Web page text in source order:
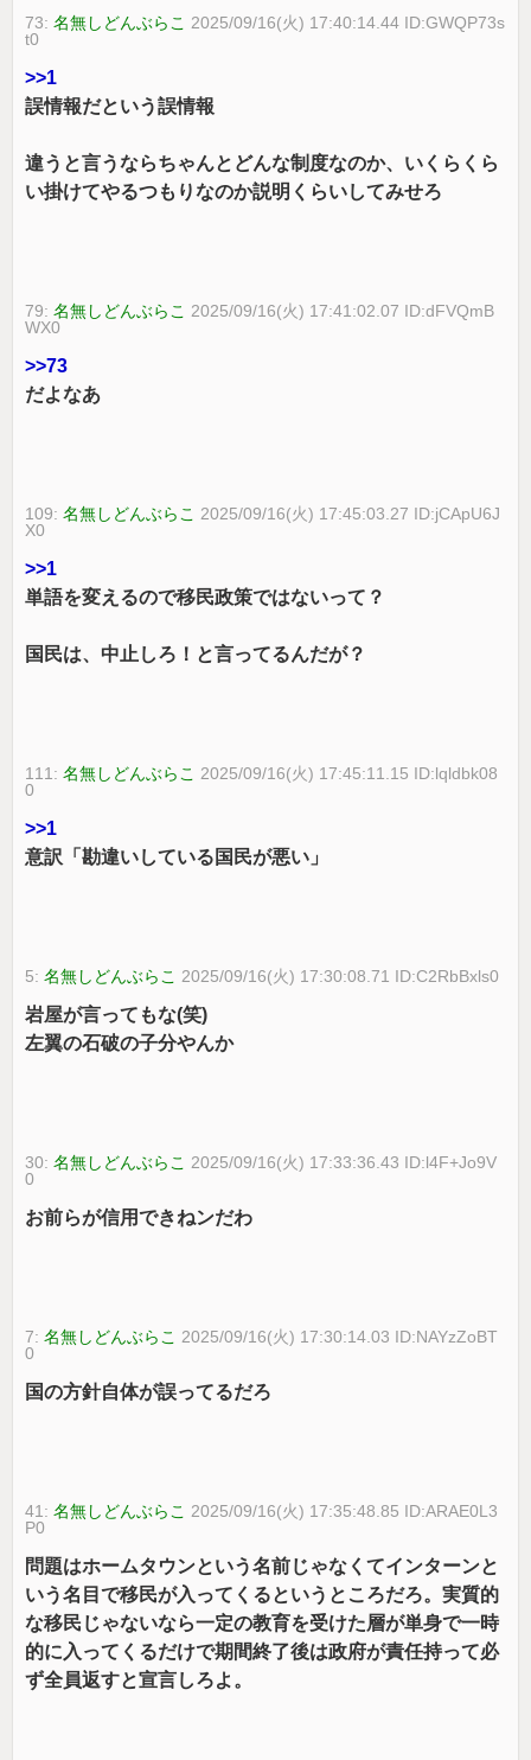
73:名無しどんぶらこ 2025/09/16(火) 17:40:14.44 ID:GWQP73s
t0
>>1
誤情報だという誤情報
違うと言うならちゃんとどんな制度なのか、いくらくら
い掛けてやるつもりなのか説明くらいしてみせろ
79:名無しどんぶらこ 2025/09/16(火) 17:41:02.07 ID:dFVQmB
WX0
>>73
だよなあ
109:名無しどんぶらこ 2025/09/16(火) 17:45:03.27 ID:jCApU6J
X0
>>1
単語を変えるので移民政策ではないって？
国民は、中止しろ！と言ってるんだが？
111:名無しどんぶらこ 2025/09/16(火) 17:45:11.15 ID:lqldbk08
0
>>1
意訳「勘違いしている国民が悪い」
5:名無しどんぶらこ 2025/09/16(火) 17:30:08.71 ID:C2RbBxls0
岩屋が言ってもな(笑)
左翼の石破の子分やんか
30:名無しどんぶらこ 2025/09/16(火) 17:33:36.43 ID:l4F+Jo9V
0
お前らが信用できねンだわ
7:名無しどんぶらこ 2025/09/16(火) 17:30:14.03 ID:NAYzZoBT
0
国の方針自体が誤ってるだろ
41:名無しどんぶらこ 2025/09/16(火) 17:35:48.85 ID:ARAE0L3
P0
問題はホームタウンという名前じゃなくてインターンと
いう名目で移民が入ってくるというところだろ。実質的
な移民じゃないなら一定の教育を受けた層が単身で一時
的に入ってくるだけで期間終了後は政府が責任持って必
ず全員返すと宣言しろよ。